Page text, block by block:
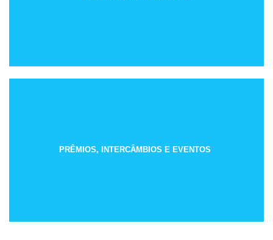
PRÊMIOS, INTERCÂMBIOS E EVENTOS